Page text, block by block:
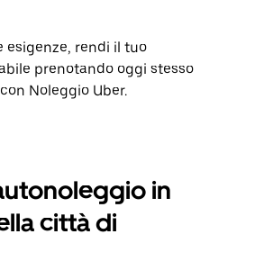
esigenze, rendi il tuo
prenotando oggi stesso
Noleggio Uber.
in
città di